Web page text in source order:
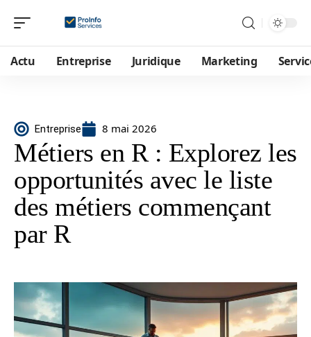
Actu Entreprise Juridique Marketing
Entreprise 8 mai 2026
Métiers en R : Explorez les
opportunités avec le liste
des métiers commençant
par R